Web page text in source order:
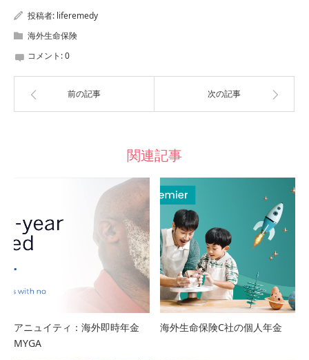
投稿者: liferemedy
海外生命保険
コメント:0
前の記事 次の記事
関連記事
アニュイティ：海外即時年金
MYGA
海外生命保険C社の個人年金